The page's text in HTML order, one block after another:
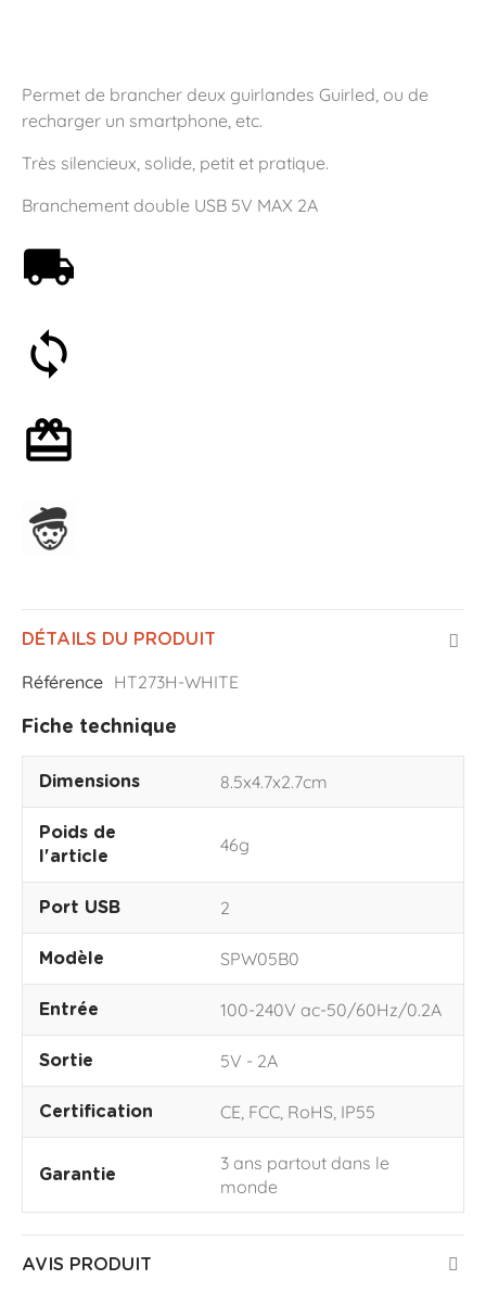
Permet de brancher deux guirlandes Guirled, ou de
recharger un smartphone, etc.
Très silencieux, solide, petit et pratique.
Branchement double USB 5V MAX 2A
DÉTAILS DU PRODUIT
Référence HT273H-WHITE
Fiche technique
Dimensions 8.5x4.7x2.7cm
Poids de
l'article
46g
Port USB 2
Modèle SPW05B0
Entrée 100-240V ac-50/60Hz/0.2A
Sortie 5V - 2A
Certification CE, FCC, RoHS, IP55
Garantie
3 ans partout dans le
monde
AVIS PRODUIT